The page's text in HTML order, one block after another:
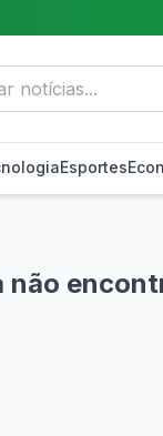
Esportes
não